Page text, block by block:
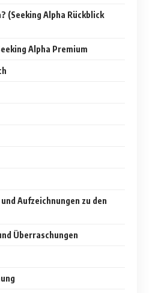
(Seeking Alpha Rückblick
Alpha Premium
Aufzeichnungen zu den
Überraschungen